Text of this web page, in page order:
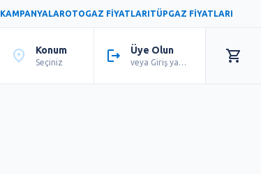
KAMPANYALAROTOGAZ FİYATLARITÜPGAZ FİYATLARI
Konum
Seçiniz
Üye Olun